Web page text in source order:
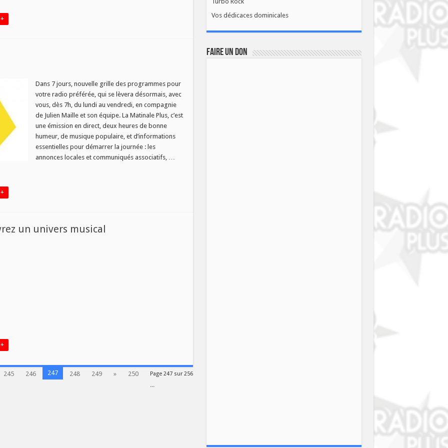
Dans 7 jours, nouvelle grille des programmes pour
votre radio préférée, qui se lèvera désormais, avec
vous, dès 7h, du lundi au vendredi, en compagnie
de Julien Maille et son équipe. La Matinale Plus, c’est
une émission en direct, deux heures de bonne
humeur, de musique populaire, et d’informations
essentielles pour démarrer la journée : les
annonces locales et communiqués associatifs, …
un univers musical
Page 247 sur 256
245 246 247 248 249 »
250
...
Vos dédicaces dominicales
FAIRE UN DON